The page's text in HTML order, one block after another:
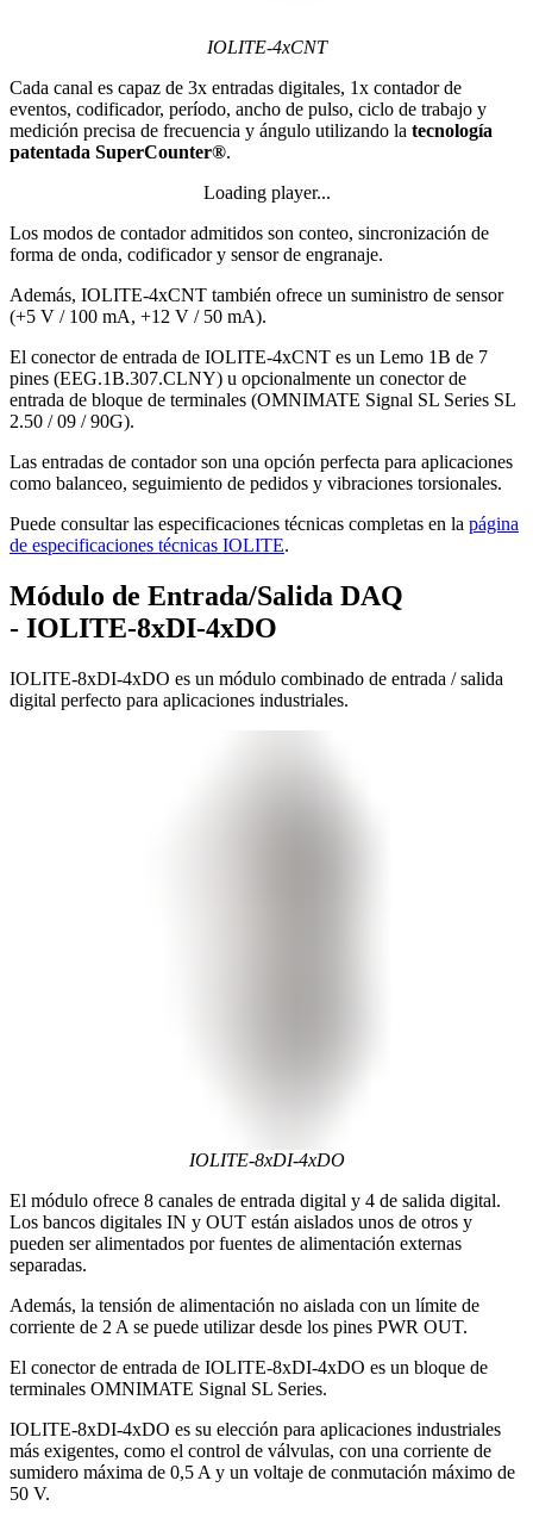
IOLITE-4xCNT
Cada canal es capaz de 3x entradas digitales, 1x contador de
eventos, codificador, período, ancho de pulso, ciclo de trabajo y
medición precisa de frecuencia y ángulo utilizando la tecnología
patentada SuperCounter®.
Loading player...
Los modos de contador admitidos son conteo, sincronización de
forma de onda, codificador y sensor de engranaje.
Además, IOLITE-4xCNT también ofrece un suministro de sensor
(+5 V / 100 mA, +12 V / 50 mA).
El conector de entrada de IOLITE-4xCNT es un Lemo 1B de 7
pines (EEG.1B.307.CLNY) u opcionalmente un conector de
entrada de bloque de terminales (OMNIMATE Signal SL Series SL
2.50 / 09 / 90G).
Las entradas de contador son una opción perfecta para aplicaciones
como balanceo, seguimiento de pedidos y vibraciones torsionales.
Puede consultar las especificaciones técnicas completas en la página
de especificaciones técnicas IOLITE.
Módulo de Entrada/Salida DAQ
- IOLITE-8xDI-4xDO
IOLITE-8xDI-4xDO es un módulo combinado de entrada / salida
digital perfecto para aplicaciones industriales.
IOLITE-8xDI-4xDO
El módulo ofrece 8 canales de entrada digital y 4 de salida digital.
Los bancos digitales IN y OUT están aislados unos de otros y
pueden ser alimentados por fuentes de alimentación externas
separadas.
Además, la tensión de alimentación no aislada con un límite de
corriente de 2 A se puede utilizar desde los pines PWR OUT.
El conector de entrada de IOLITE-8xDI-4xDO es un bloque de
terminales OMNIMATE Signal SL Series.
IOLITE-8xDI-4xDO es su elección para aplicaciones industriales
más exigentes, como el control de válvulas, con una corriente de
sumidero máxima de 0,5 A y un voltaje de conmutación máximo de
50 V.